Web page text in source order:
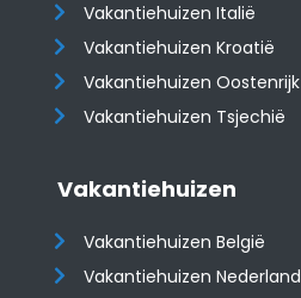
Vakantiehuizen Italië
Vakantiehuizen Kroatië
​​​​​​​Vakantiehuizen Oostenrijk
Vakantiehuizen Tsjechië
Vakantiehuizen
Vakantiehuizen België
Vakantiehuizen Nederland